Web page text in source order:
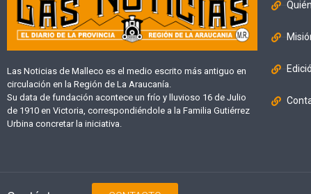
Las Noticias de Malleco es el medio escrito más antiguo en
circulación en la Región de La Araucanía.
Su data de fundación acontece un frío y lluvioso 16 de Julio
de 1910 en Victoria, correspondiéndole a la Familia Gutiérrez
Urbina concretar la iniciativa.